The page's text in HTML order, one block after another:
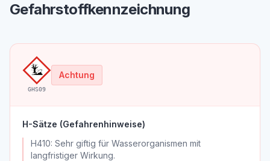
Gefahrstoffkennzeichnung
GHS09
Achtung
H-Sätze (Gefahrenhinweise)
H410: Sehr giftig für Wasserorganismen mit
langfristiger Wirkung.